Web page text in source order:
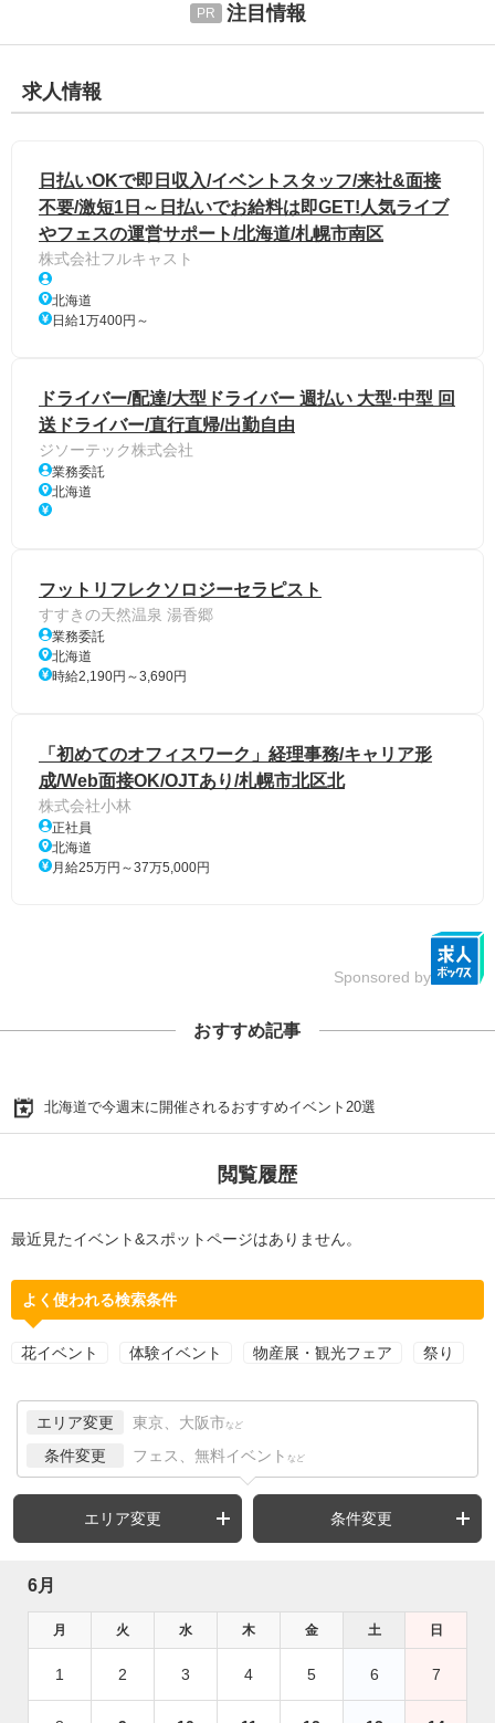
注目情報
求人情報
日払いOKで即日収入/イベントスタッフ/来社&面接
不要/激短1日～日払いでお給料は即GET!人気ライブ
やフェスの運営サポート/北海道/札幌市南区
株式会社フルキャスト
北海道
日給1万400円～
ドライバー/配達/大型ドライバー 週払い 大型·中型 回
送ドライバー/直行直帰/出勤自由
ジソーテック株式会社
業務委託
北海道
フットリフレクソロジーセラピスト
すすきの天然温泉 湯香郷
業務委託
北海道
時給2,190円～3,690円
「初めてのオフィスワーク」経理事務/キャリア形
成/Web面接OK/OJTあり/札幌市北区北
株式会社小林
正社員
北海道
月給25万円～37万5,000円
Sponsored by
おすすめ記事
北海道で今週末に開催されるおすすめイベント20選
閲覧履歴
最近見たイベント&スポットページはありません。
よく使われる検索条件
花イベント 体験イベント 物産展・観光フェア 祭り
エリア変更 東京、大阪市 など
条件変更 フェス、無料イベント など
エリア変更 条件変更
6月
月 火 水 木 金 土 日
1 2 3 4 5 6 7